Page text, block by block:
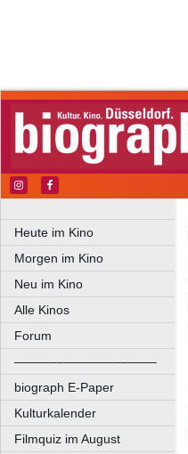
Heute im Kino
Morgen im Kino
Neu im Kino
Alle Kinos
Forum
––––––––––––––––––––
biograph E-Paper
Kulturkalender
Filmquiz im August